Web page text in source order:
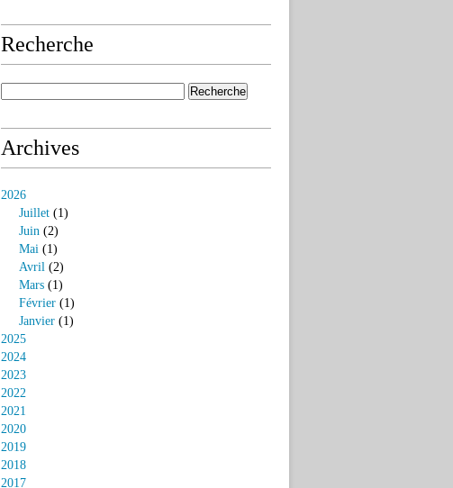
Recherche
Archives
2026
Juillet (1)
Juin (2)
Mai (1)
Avril (2)
Mars (1)
Février (1)
Janvier (1)
2025
2024
2023
2022
2021
2020
2019
2018
2017